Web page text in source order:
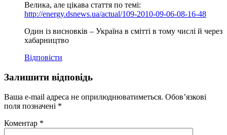
Велика, але цікава стаття по темі:
http://energy.dsnews.ua/actual/109-2010-09-06-08-16-48
Один із висновків – Україна в смітті в тому числі й через
хабарництво
Відповісти
Залишити відповідь
Ваша e-mail адреса не оприлюднюватиметься. Обов’язкові
поля позначені *
Коментар *